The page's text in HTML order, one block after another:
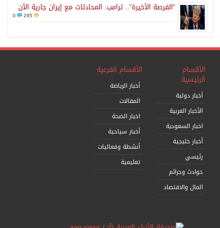
“الفرصة الأخيرة”.. ترامب: المحادثات مع إيران جارية الآن
295
الأقسام
الرئيسية
أخبار دولية
الأخبار العربية
اخبار السعودية
أخبار خليجية
رئيسي
حوادث وجرائم
المال والاقتصاد
الأقسام الفرعية
أخبار الرياضة
المقالات
اخبار الصحة
أخبار سياحية
أنشطة وفعاليات
تعليمية